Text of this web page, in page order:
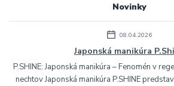
Novinky
08.04.2026
Japonská manikúra
P.SHINE: Japonská manikúra – Fenomén v
nechtov Japonská manikúra P.SHINE